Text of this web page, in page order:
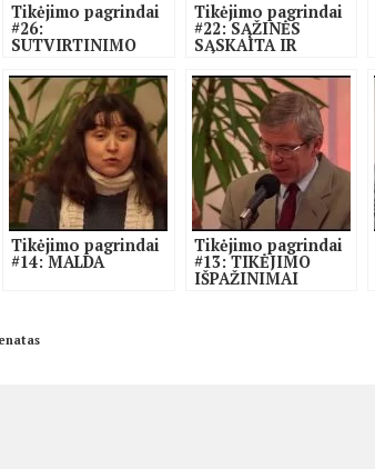
Tikėjimo pagrindai
#26:
SUTVIRTINIMO
Tikėjimo pagrindai
#22: SĄŽINĖS
SĄSKAITA IR
SAKRAMENTAS
Tikėjimo pagrindai
#14: MALDA
Tikėjimo pagrindai
#13: TIKĖJIMO
IŠPAŽINIMAI